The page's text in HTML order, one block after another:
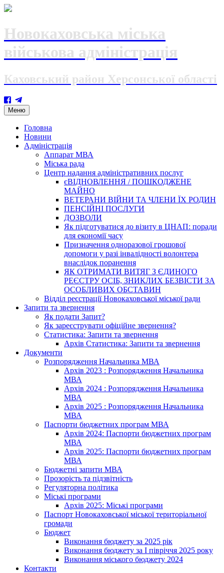
Новокаховська міська
військова адміністрація
Каховський район Херсонської області
Меню Skip
to
content
Головна
Новини
Адміністрація
Аппарат МВА
Міська рада
Центр надання адміністративних послуг
єВІДНОВЛЕННЯ / ПОШКОДЖЕНЕ
МАЙНО
ВЕТЕРАНИ ВІЙНИ ТА ЧЛЕНИ ЇХ РОДИН
ПЕНСІЙНІ ПОСЛУГИ
ДОЗВОЛИ
Як підготуватися до візиту в ЦНАП: поради
для економії часу
Призначення одноразової грошової
допомоги у разі інвалідності волонтера
внаслідок поранення
ЯК ОТРИМАТИ ВИТЯГ З ЄДИНОГО
РЕЄСТРУ ОСІБ, ЗНИКЛИХ БЕЗВІСТИ ЗА
ОСОБЛИВИХ ОБСТАВИН
Відділ реєстрації Новокаховської міської ради
Запити та звернення
Як подати Запит?
Як зареєструвати офіційне звернення?
Статистика: Запити та звернення
Архів Статистика: Запити та звернення
Документи
Розпорядження Начальника МВА
Архів 2023 : Розпорядження Начальника
МВА
Архів 2024 : Розпорядження Начальника
МВА
Архів 2025 : Розпорядження Начальника
МВА
Паспорти бюджетних програм МВА
Архів 2024: Паспорти бюджетних програм
МВА
Архів 2025: Паспорти бюджетних програм
МВА
Бюджетні запити МВА
Прозорість та підзвітність
Регуляторна політика
Міські програми
Архів 2025: Міські програми
Паспорт Новокаховської міської територіальної
громади
Бюджет
Виконання бюджету за 2025 рік
Виконання бюджету за І півріччя 2025 року
Виконання міського бюджету 2024
Контакти